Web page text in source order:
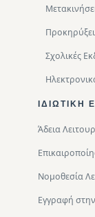
Σχολικές
ΙΔΙΩΤΙΚΉ
Άδεια
Νομοθεσία
Εγγραφή